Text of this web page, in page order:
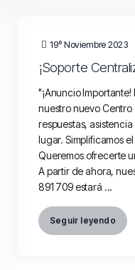
19º Noviembre 2023
¡Soporte
"¡Anuncio
nuestro nuevo
respuestas,
lugar. Simplificamos
Queremos ofrecerte
A partir de ahora,
891 709 estará ...
Seguir leyendo